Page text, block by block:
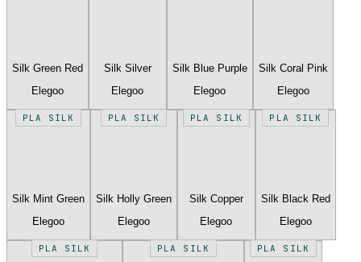
Silk Green Red
Elegoo
Silk Silver
Elegoo
Silk Blue Purple
Elegoo
Silk Coral Pink
Elegoo
PLA SILK
Silk Mint Green
Elegoo
PLA SILK
Silk Holly Green
Elegoo
PLA SILK
Silk Copper
Elegoo
PLA SILK
Silk Black Red
Elegoo
PLA SILK PLA SILK PLA SILK